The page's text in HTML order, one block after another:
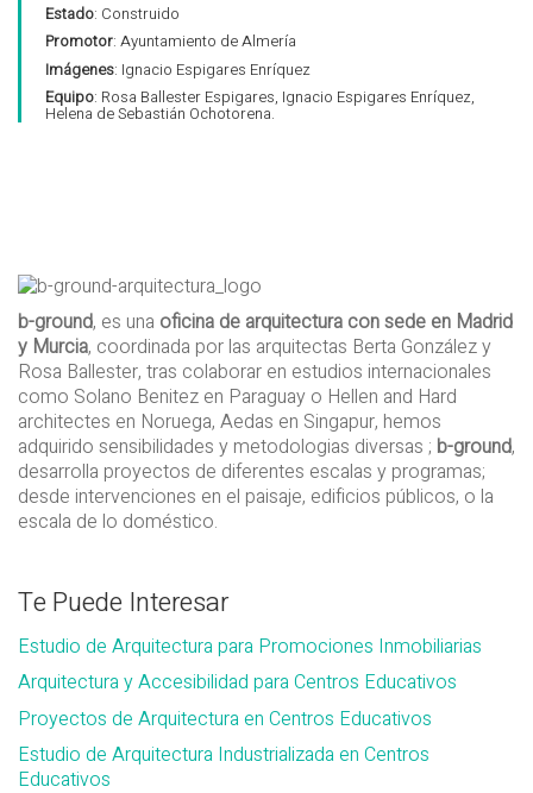
Estado: Construido
Promotor: Ayuntamiento de Almería
Imágenes: Ignacio Espigares Enríquez
Equipo: Rosa Ballester Espigares, Ignacio Espigares Enríquez,
Helena de Sebastián Ochotorena.
b-ground, es una oficina de arquitectura con sede en Madrid
y Murcia, coordinada por las arquitectas Berta González y
Rosa Ballester, tras colaborar en estudios internacionales
como Solano Benitez en Paraguay o Hellen and Hard
architectes en Noruega, Aedas en Singapur, hemos
adquirido sensibilidades y metodologias diversas ; b-ground,
desarrolla proyectos de diferentes escalas y programas;
desde intervenciones en el paisaje, edificios públicos, o la
escala de lo doméstico.
Te Puede Interesar
Estudio de Arquitectura para Promociones Inmobiliarias
Arquitectura y Accesibilidad para Centros Educativos
Proyectos de Arquitectura en Centros Educativos
Estudio de Arquitectura Industrializada en Centros
Educativos